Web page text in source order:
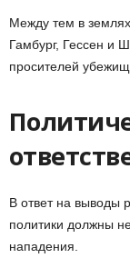
Между тем в
Гамбург, Гессен и
просителей
В ответ на выводы
политики должны
нападения.